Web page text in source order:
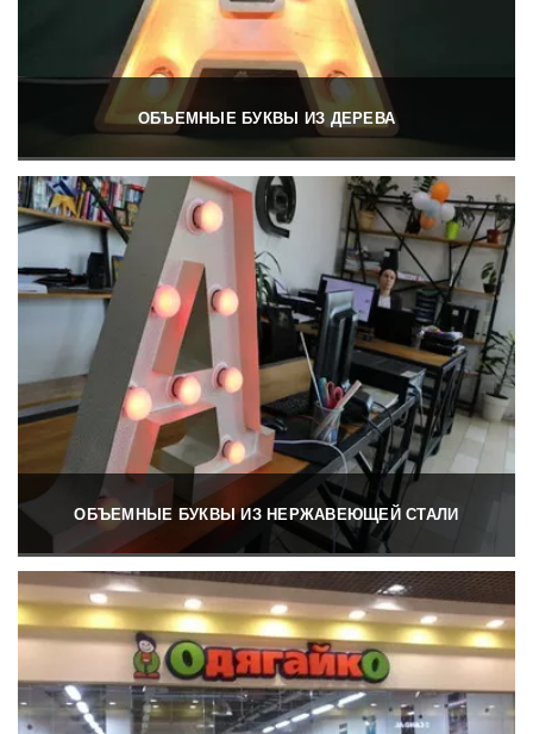
ОБЪЕМНЫЕ БУКВЫ ИЗ ДЕРЕВА
ОБЪЕМНЫЕ БУКВЫ ИЗ НЕРЖАВЕЮЩЕЙ СТАЛИ